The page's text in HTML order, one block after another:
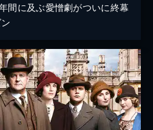
間に及ぶ愛憎劇がついに終幕